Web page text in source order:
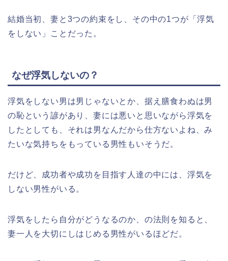
結婚当初、妻と3つの約束をし、その中の1つが「浮気
をしない」ことだった。
なぜ浮気しないの？
浮気をしない男は男じゃないとか、据え膳食わぬは男
の恥という諺があり、妻には悪いと思いながら浮気を
したとしても、それは男なんだから仕方ないよね、み
たいな気持ちをもっている男性もいそうだ。
だけど、成功者や成功を目指す人達の中には、浮気を
しない男性がいる。
浮気をしたら自分がどうなるのか、の法則を知ると、
妻一人を大切にしはじめる男性がいるほどだ。